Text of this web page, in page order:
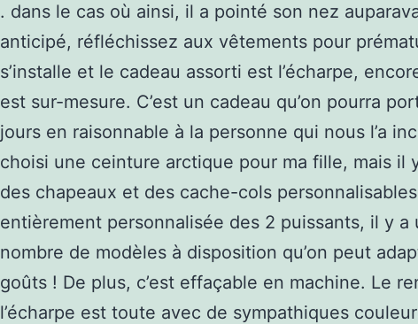
. dans le cas où ainsi, il a pointé son nez
anticipé, réfléchissez aux vêtements pour
s’installe et le cadeau assorti est l’écharpe,
est sur-mesure. C’est un cadeau qu’on pourra
jours en raisonnable à la personne qui nous l’a
choisi une ceinture arctique pour ma fille, mais il
des chapeaux et des cache-cols
entièrement personnalisée des 2 puissants, il y a
nombre de modèles à disposition qu’on peut
goûts ! De plus, c’est effaçable en machine. Le
l’écharpe est toute avec de sympathiques